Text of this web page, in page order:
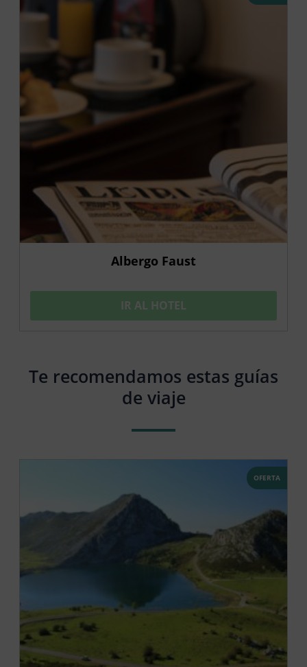
Albergo Faust
IR AL HOTEL
Te recomendamos estas guías
de viaje
OFERTA